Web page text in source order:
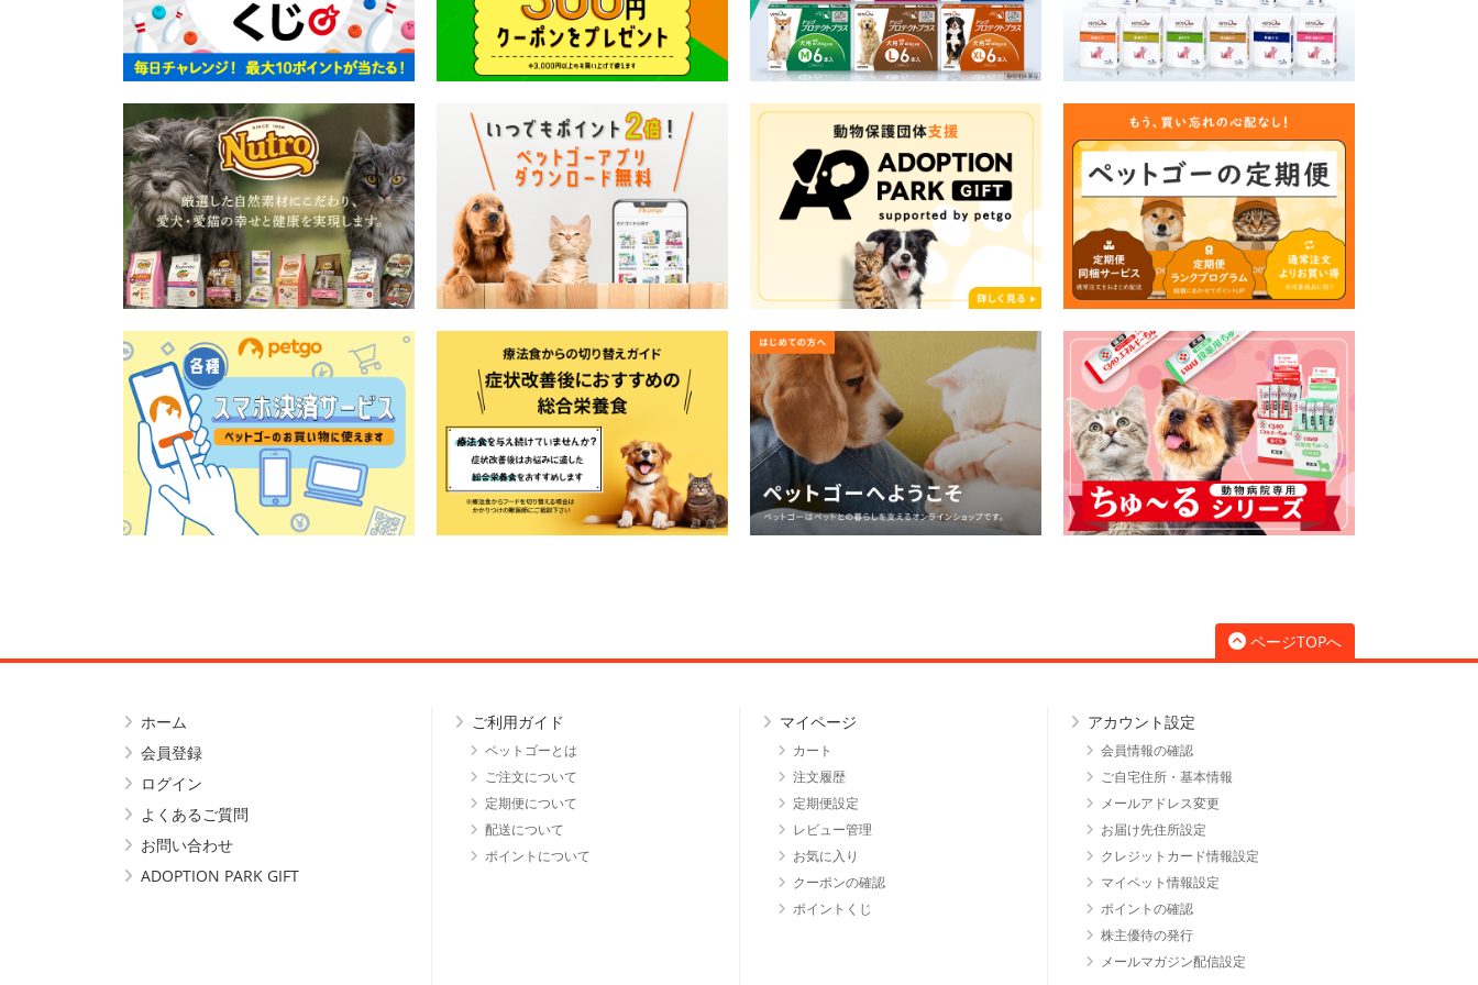
ページTOPへ
ホーム
会員登録
ログイン
よくあるご質問
お問い合わせ
ADOPTION PARK GIFT
ご利用ガイド
ペットゴーとは
ご注文について
定期便について
配送について
ポイントについて
マイページ
カート
注文履歴
定期便設定
レビュー管理
お気に入り
クーポンの確認
ポイントくじ
アカウント設定
会員情報の確認
ご自宅住所・基本情報
メールアドレス変更
お届け先住所設定
クレジットカード情報設定
マイペット情報設定
ポイントの確認
株主優待の発行
メールマガジン配信設定